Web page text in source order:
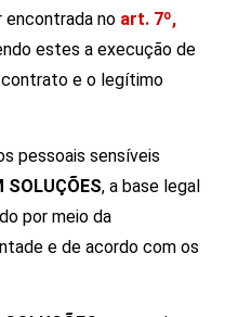
no art. 7º,
estes a execução de
e o legítimo
pessoais sensíveis
SOLUÇÕES, a base legal
por meio da
e de acordo com os